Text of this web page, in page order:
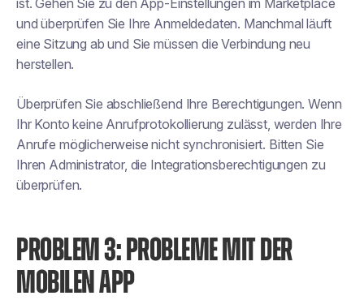
ist. Gehen Sie zu den App-Einstellungen im Marketplace
und überprüfen Sie Ihre Anmeldedaten. Manchmal läuft
eine Sitzung ab und Sie müssen die Verbindung neu
herstellen.
Überprüfen Sie abschließend Ihre Berechtigungen. Wenn
Ihr Konto keine Anrufprotokollierung zulässt, werden Ihre
Anrufe möglicherweise nicht synchronisiert. Bitten Sie
Ihren Administrator, die Integrationsberechtigungen zu
überprüfen.
PROBLEM 3: PROBLEME MIT DER
MOBILEN APP